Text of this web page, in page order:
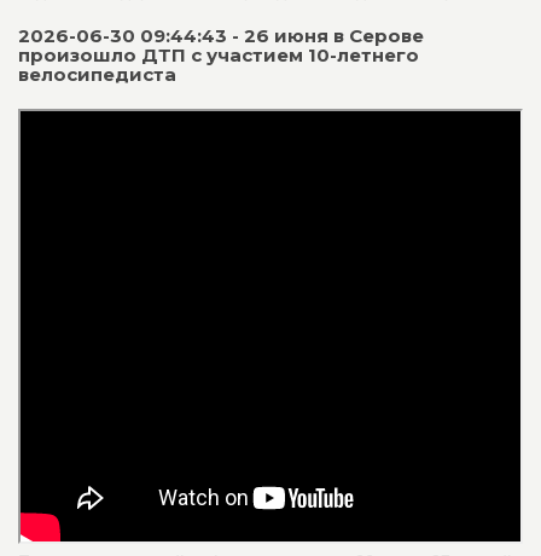
2026-06-30 09:44:43 - 26 июня в Серове
произошло ДТП с участием 10-летнего
велосипедиста